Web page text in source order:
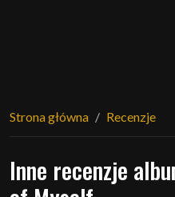
Strona główna Recenzje
Inne recenzje